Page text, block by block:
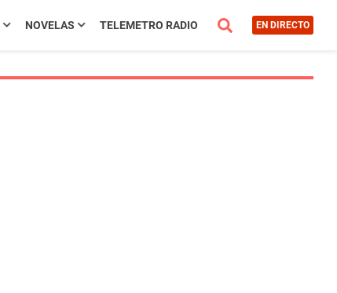
NOVELAS TELEMETRO RADIO EN DIRECTO